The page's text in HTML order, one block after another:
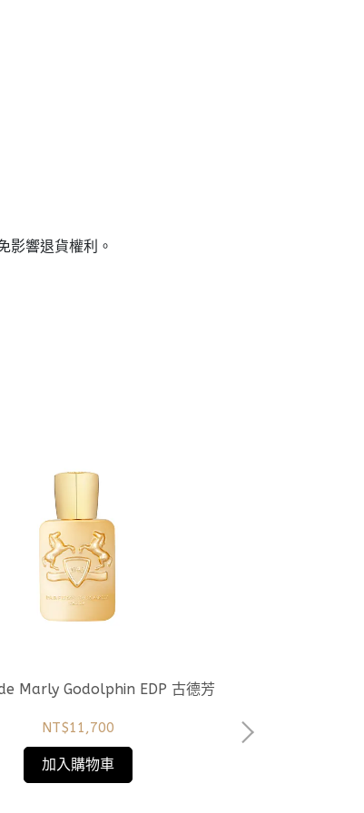
影響退貨權利。
Parfum de Marly Godolphin EDP 古德芳
NT$11,700
加入購物車